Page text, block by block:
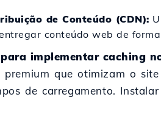
de Conteúdo (CDN):
conteúdo web de
implementar caching
que otimizam o
de carregamento.